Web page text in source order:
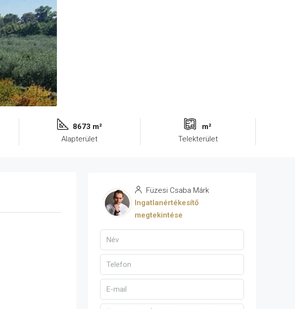
8673 m²
Alapterület
m²
Telekterület
Füzesi Csaba Márk
Ingatlanértékesítő
megtekintése